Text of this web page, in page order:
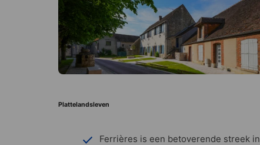
Plattelandsleven
Ferrières is een betoverende streek in